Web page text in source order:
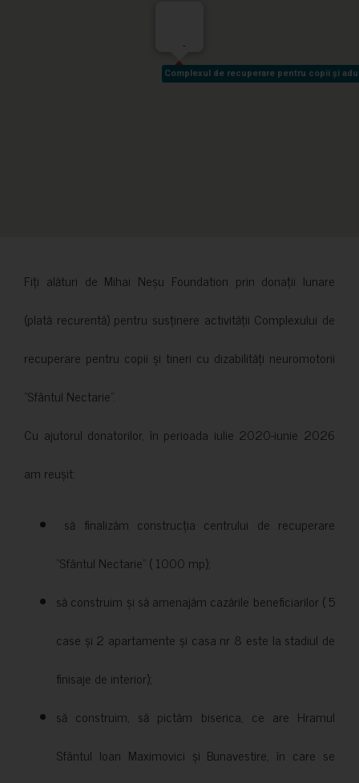
Complexul de recuperare pentru copii și
Complexul de recuperare pentru copii și
-
Fiți alături de Mihai Neșu Foundation prin donații lunare
(plată recurentă) pentru susținere activității Complexului de
recuperare pentru copii și tineri cu dizabilități neuromotorii
”Sfântul Nectarie”.
Cu ajutorul donatorilor, în perioada iulie 2020-iunie 2026
am reușit:
să finalizăm construcția centrului de recuperare
”Sfântul Nectarie” ( 1000 mp);
să construim și să amenajăm cazările beneficiarilor ( 5
case și 2 apartamente și casa nr 8 este la stadiul de
finisaje de interior);
să construim, să pictăm biserica, ce are Hramul
Sfântul Ioan Maximovici și Bunavestire, în care se